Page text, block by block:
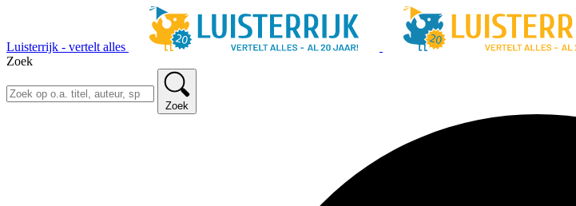
Luisterrijk - vertelt alles
Zoek
Zoek